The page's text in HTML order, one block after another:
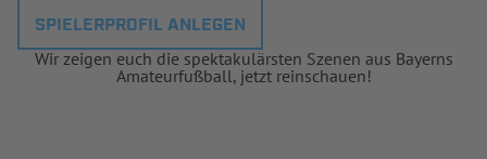
SPIELERPROFIL ANLEGEN
Wir zeigen euch die spektakulärsten Szenen aus Bayerns
Amateurfußball, jetzt reinschauen!